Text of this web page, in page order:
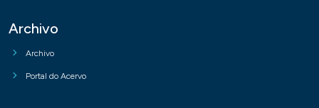
Archivo
Archivo
Portal do Acervo